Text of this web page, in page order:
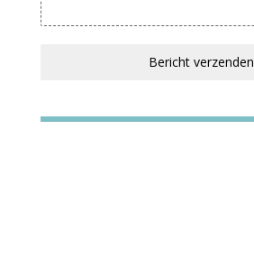
Bericht verzenden